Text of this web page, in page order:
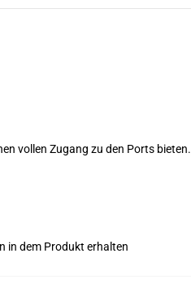
vollen Zugang zu den Ports bieten.
in dem Produkt erhalten